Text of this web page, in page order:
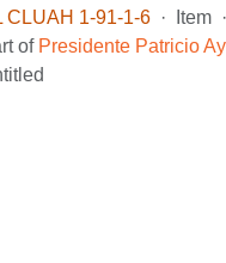
CLUAH 1-91-1-6
· Item ·
of Presidente Patricio